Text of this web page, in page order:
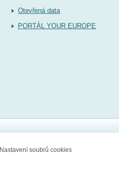
Otevřená data
PORTÁL YOUR EUROPE
Nastavení soubrů cookies